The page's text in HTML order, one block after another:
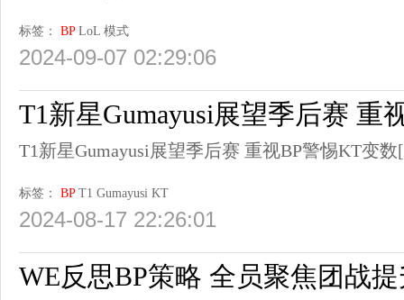
标签： BP LoL 模式
2024-09-07 02:29:06
T1新星Gumayusi展望季后赛 重
T1新星Gumayusi展望季后赛 重视BP警惕KT变数
标签： BP T1 Gumayusi KT
2024-08-17 22:26:01
WE反思BP策略 全员聚焦团战